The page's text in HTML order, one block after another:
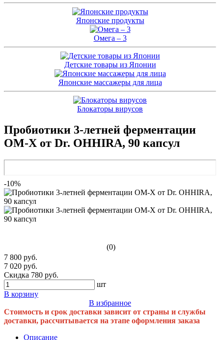
Японские продукты
Омега – 3
Детские товары из Японии
Японские массажеры для лица
Блокаторы вирусов
Пробиотики 3-летней ферментации
OM-X от Dr. OHHIRA, 90 капсул
-10%
(0)
7 800 руб.
7 020 руб.
Скидка 780 руб.
шт
В корзину
В избранное
Стоимость и срок доставки зависит от страны и службы
доставки, рассчитывается на этапе оформления заказа
Описание